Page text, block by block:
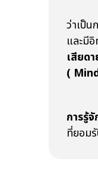
ดังนั้
ว่าเป็
และมี
เสียด
(
หลัก
การรู้
ที่ยอม